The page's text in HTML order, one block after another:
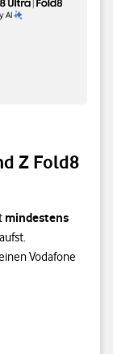
Z Fold8
mindestens
Vodafone